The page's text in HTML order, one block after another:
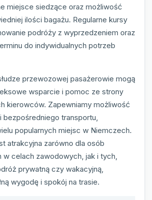
miejsce siedzące oraz możliwość
ilości bagażu. Regularne kursy
podróży z wyprzedzeniem oraz
do indywidualnych potrzeb
przewozowej pasażerowie mogą
wsparcie i pomoc ze strony
kierowców. Zapewniamy możliwość
transportu,
popularnych miejsc w Niemczech.
atrakcyjna zarówno dla osób
w celach zawodowych, jak i tych,
prywatną czy wakacyjną,
wygodę i spokój na trasie.